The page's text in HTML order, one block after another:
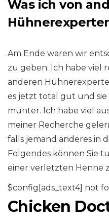
Was ich von
Am Ende waren wir
zu geben. Ich habe viel
anderen
es jetzt total gut und
munter. Ich habe viel
meiner Recherche
falls jemand anderes in
Folgendes können Sie
einer verletzten Henne
$config[ads_text4] not
Chicken